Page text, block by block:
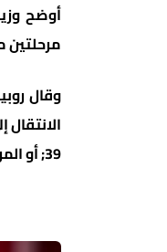
أوضح
مرحلتين
39; أو المرحلة الثانية، والتي تتمثل في جلب جميع الأطراف إلى طاولة المفاوضات”.